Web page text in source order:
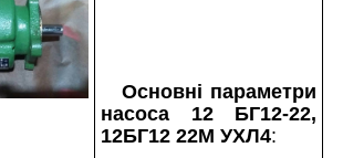
Основні параметри
насоса 12 БГ12-22,
12БГ12 22М УХЛ4: